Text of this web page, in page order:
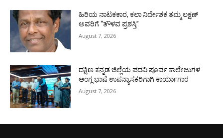
ಹಿರಿಯ ನಾಟಕಕಾರ, ಕಲಾ ನಿರ್ದೇಶಕ ತಮ್ಮ ಲಕ್ಷಣ್
ಅವರಿಗೆ “ತೌಳವ ಪ್ರಶಸ್ತಿ”
August 7, 2026
ದಕ್ಷಿಣ ಕನ್ನಡ ಜಿಲ್ಲೆಯ ಪದವಿ ಪೂರ್ವ ಕಾಲೇಜುಗಳ
ಆಂಗ್ಲ ಭಾಷೆ ಉಪನ್ಯಾಸಕರಿಗಾಗಿ ಕಾರ್ಯಾಗಾರ
August 7, 2026